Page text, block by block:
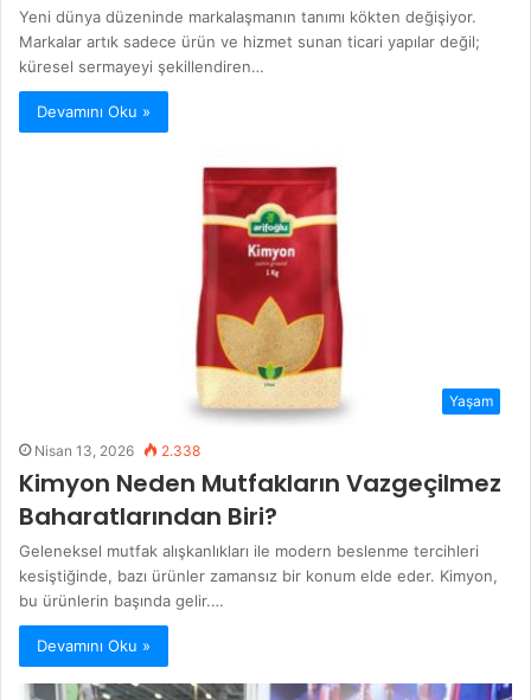
Yeni dünya düzeninde markalaşmanın tanımı kökten değişiyor.
Markalar artık sadece ürün ve hizmet sunan ticari yapılar değil;
küresel sermayeyi şekillendiren…
Devamını Oku »
Yaşam
Nisan 13, 2026 2.338
Kimyon Neden Mutfakların Vazgeçilmez
Baharatlarından Biri?
Geleneksel mutfak alışkanlıkları ile modern beslenme tercihleri
kesiştiğinde, bazı ürünler zamansız bir konum elde eder. Kimyon,
bu ürünlerin başında gelir.…
Devamını Oku »